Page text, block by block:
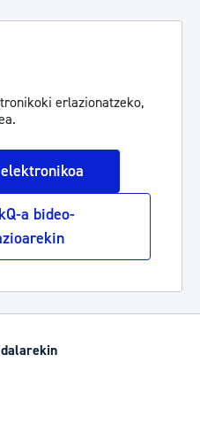
erlazionatzeko,
a bideo-